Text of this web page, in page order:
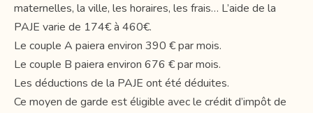
maternelles, la ville, les horaires, les frais… L’aide de la
PAJE varie de 174€ à 460€.
Le couple A paiera environ 390 € par mois.
Le couple B paiera environ 676 € par mois.
Les déductions de la PAJE ont été déduites.
Ce moyen de garde est éligible avec le crédit d’impôt de